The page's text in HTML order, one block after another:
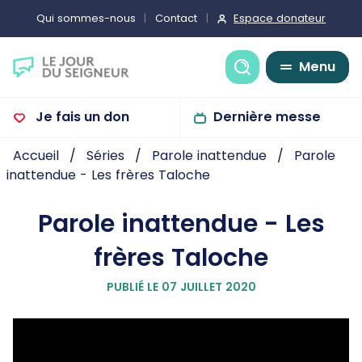
Qui sommes-nous Contact Espace donateur
Recherche
Menu
Je fais un don Dernière messe
Accueil Séries Parole inattendue
Parole
inattendue - Les frères Taloche
Parole inattendue - Les
frères Taloche
PUBLIÉ LE 07 JUILLET 2020